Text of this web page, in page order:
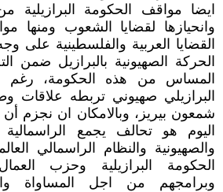
ايضا مواقف الحكومة البرازيلية
وانحيازها لقضايا الشعوب ومنها
القضايا العربية والفلسطينية
الحركة الصهيونية بالبرازيل ضمن
المساس من هذه الحكومة، رغم
البرازيلي صهيوني تربطه علاقات
شمعون بيريز، وبالامكان ان نجزم أن
اليوم هو تحالف يجمع الراسمالية
والصهيونية والنظام الراسمالي
الحكومة البرازيلية وحزب
وبرامجهم من اجل المساواة